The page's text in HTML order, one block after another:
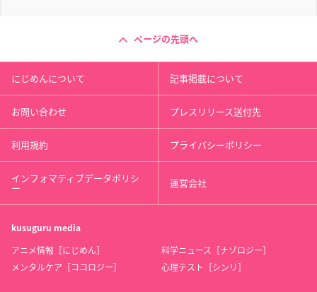
ページの先頭へ
にじめんについて 記事掲載について
お問い合わせ プレスリリース送付先
利用規約 プライバシーポリシー
インフォマティブデータポリシ
ー 運営会社
kusuguru media
アニメ情報［にじめん］
科学ニュース［ナゾロジー］
メンタルケア［ココロジー］
心理テスト［シンリ］